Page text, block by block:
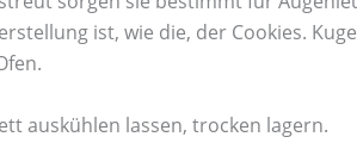
ist, wie die, der Cookies.
auskühlen lassen, trocken lagern.